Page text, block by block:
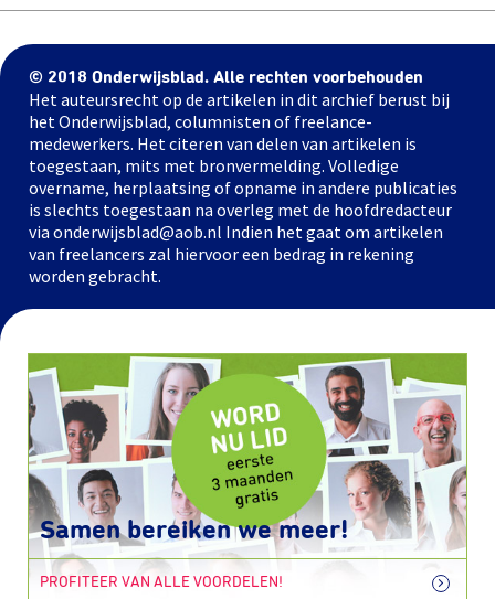
© 2018 Onderwijsblad. Alle rechten voorbehouden
Het auteursrecht op de artikelen in dit archief berust bij
het Onderwijsblad, columnisten of freelance-
medewerkers. Het citeren van delen van artikelen is
toegestaan, mits met bronvermelding. Volledige
overname, herplaatsing of opname in andere publicaties
is slechts toegestaan na overleg met de hoofdredacteur
via onderwijsblad@aob.nl Indien het gaat om artikelen
van freelancers zal hiervoor een bedrag in rekening
worden gebracht.
Samen bereiken we meer!
PROFITEER VAN ALLE VOORDELEN!